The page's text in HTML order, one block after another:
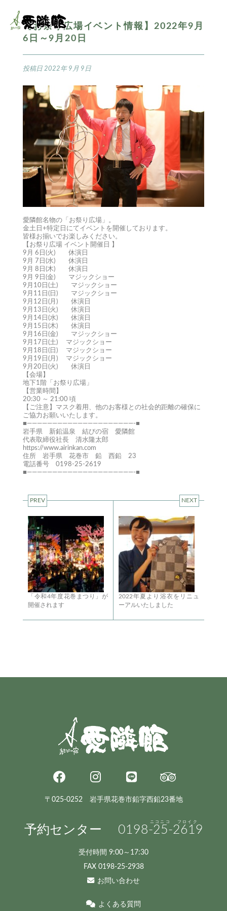
【お祭り広場イベント情報】2022年9月
6日～9月20日
投稿日 2022年 9月 9日
愛隣館名物の「お祭り広場」。
金土日+特定日にてイベントを開催しております。
皆様お揃いでお楽しみください。
【お祭り広場 イベント開催日 】
9月 6日(火) 休演日
9月 7日(水) 休演日
9月 8日(木) 休演日
9月 9日(金) マジックショー
9月10日(土) マジックショー
9月11日(日) マジックショー
9月12日(月) 休演日
9月13日(火) 休演日
9月14日(水) 休演日
9月15日(木) 休演日
9月16日(金) マジックショー
9月17日(土) マジックショー
9月18日(日) マジックショー
9月19日(月) マジックショー
9月20日(火) 休演日
【会場】
地下1階「お祭り広場」
【営業時間】
20:30 ～ 21:00 頃
【ご注意】マスク着用、他のお客様との社会的距離の確保に
ご協力お願いいたします。
■—————————————————————-■
岩手県 新鉛温泉 結びの宿 愛隣館
代表取締役社長 清水隆太郎
https://www.airinkan.com
住所 岩手県 花巻市 鉛 西鉛 23
電話番号 0198-25-2619
■—————————————————————-■
PREV
「令和4年度花巻まつり」が
開催されます
NEXT
2022年夏より浴衣をリニュ
ーアルいたしました
〒025-0252 岩手県花巻市鉛字西鉛23番地
予約センター 0198-25-2619
受付時間 9:00～17:30
FAX 0198-25-2938
お問い合わせ
よくある質問